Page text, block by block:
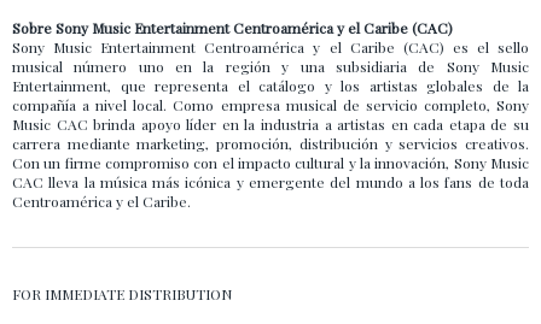
Sobre Sony Music Entertainment Centroamérica y el Caribe (CAC)
Sony Music Entertainment Centroamérica y el Caribe (CAC) es el sello
musical número uno en la región y una subsidiaria de Sony Music
Entertainment, que representa el catálogo y los artistas globales de la
compañía a nivel local. Como empresa musical de servicio completo, Sony
Music CAC brinda apoyo líder en la industria a artistas en cada etapa de su
carrera mediante marketing, promoción, distribución y servicios creativos.
Con un firme compromiso con el impacto cultural y la innovación, Sony Music
CAC lleva la música más icónica y emergente del mundo a los fans de toda
Centroamérica y el Caribe.
FOR IMMEDIATE DISTRIBUTION